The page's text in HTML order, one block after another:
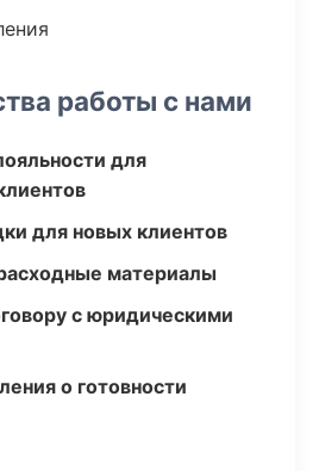
работы с нами
для
для новых клиентов
материалы
с юридическими
о готовности